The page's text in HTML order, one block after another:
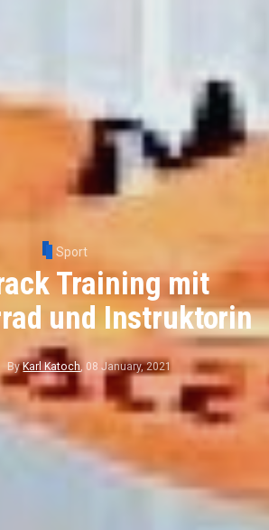
Sport
Training mit
und Instruktorin
ByKarl Katoch, 08 January, 2021